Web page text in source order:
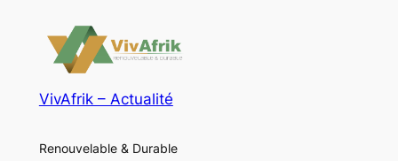
VivAfrik – Actualité
Renouvelable & Durable